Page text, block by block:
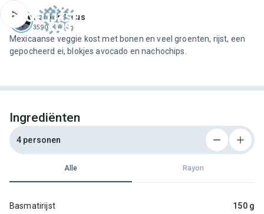
Jeroen Meus
3590 recepten
Mexicaanse veggie kost met bonen en veel groenten, rijst, een
gepocheerd ei, blokjes avocado en nachochips.
Ingrediënten
4 personen
Alle Rayon
Basmatirijst 150 g